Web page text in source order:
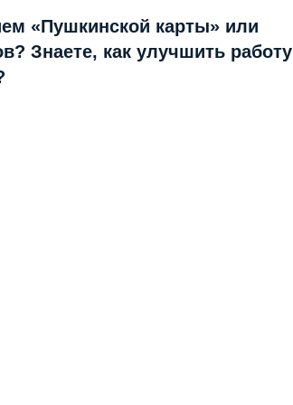
«Пушкинской карты» или
Знаете, как улучшить работу